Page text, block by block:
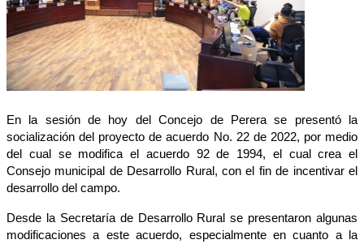
En la sesión de hoy del Concejo de Perera se presentó la
socialización del proyecto de acuerdo No. 22 de 2022, por medio
del cual se modifica el acuerdo 92 de 1994, el cual crea el
Consejo municipal de Desarrollo Rural, con el fin de incentivar el
desarrollo del campo.
Desde la Secretaría de Desarrollo Rural se presentaron algunas
modificaciones a este acuerdo, especialmente en cuanto a la